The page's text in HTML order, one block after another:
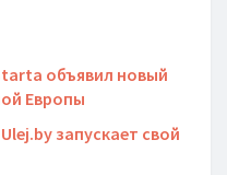
объявил новый
Европы
запускает свой